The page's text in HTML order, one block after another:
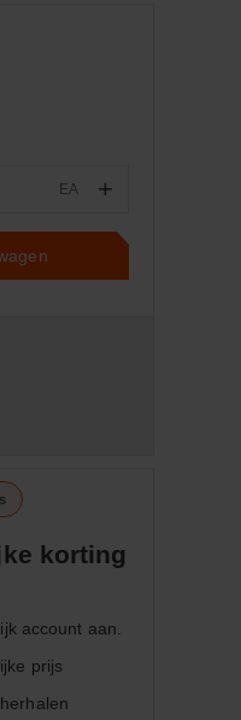
EA +
korting
account aan.
prijs